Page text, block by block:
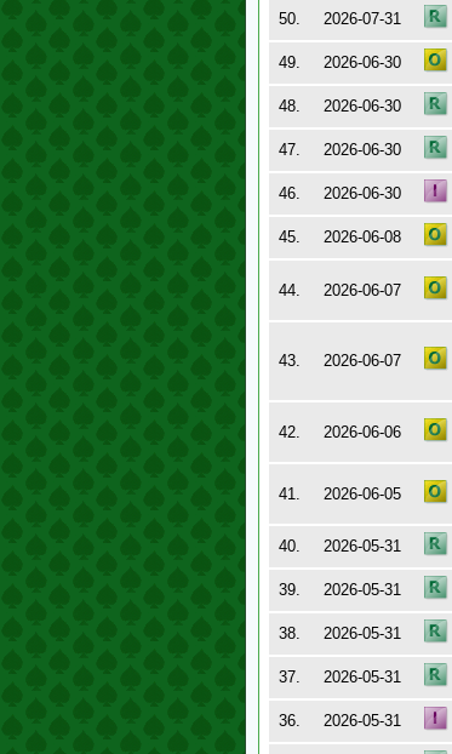
50. 2026-07-31
49. 2026-06-30
48. 2026-06-30
47. 2026-06-30
46. 2026-06-30
45. 2026-06-08
44. 2026-06-07
43. 2026-06-07
42. 2026-06-06
41. 2026-06-05
40. 2026-05-31
39. 2026-05-31
38. 2026-05-31
37. 2026-05-31
36. 2026-05-31